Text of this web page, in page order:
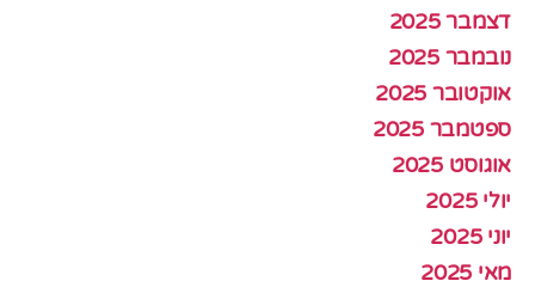
דצמבר 2025
נובמבר 2025
אוקטובר 2025
ספטמבר 2025
אוגוסט 2025
יולי 2025
יוני 2025
מאי 2025